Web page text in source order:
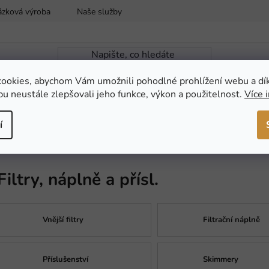
abychom Vám umožnili pohodlné prohlížení webu a
neustále zlepšovali jeho funkce, výkon a použitelnost. Více
výroba Naše služby
AKCE
náplně a přísl.
Vnější filtry Filtrační náplně
Příslušenství Skimmery